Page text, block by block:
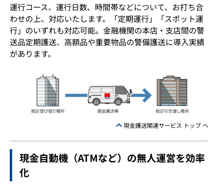
運行コース、運行日数、時間帯などについて、お打ち合
わせの上、対応いたします。「定期運行」「スポット運
行」のいずれも対応可能。金融機関の本店・支店間の警
送品定期護送、高額品や重要物品の警備護送に導入実績
があります。
現金護送関連サービス トップ へ
現金自動機（ATMなど）の無人運営を効率
化